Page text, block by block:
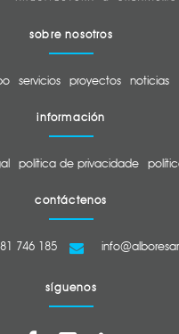
sobre nosotros
servicios proyectos noticias
información
política de privacidade
contáctenos
746 185
síguenos